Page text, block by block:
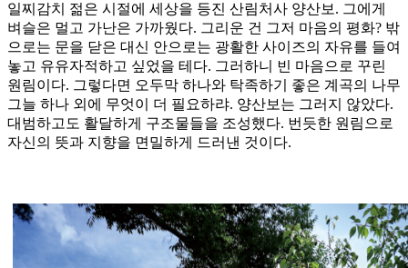
일찌감치 젊은 시절에 세상을 등진 산림처사 양산보. 그에게
벼슬은 멀고 가난은 가까웠다. 그리운 건 그저 마음의 평화? 밖
으로는 문을 닫은 대신 안으로는 광활한 사이즈의 자유를 들여
놓고 유유자적하고 싶었을 테다. 그러하니 빈 마음으로 꾸린
원림이다. 그렇다면 오두막 하나와 탁족하기 좋은 계곡의 나무
그늘 하나 외에 무엇이 더 필요하랴. 양산보는 그러지 않았다.
대범하고도 활달하게 구조물들을 조성했다. 번듯한 원림으로
자신의 뜻과 지향을 면밀하게 드러낸 것이다.